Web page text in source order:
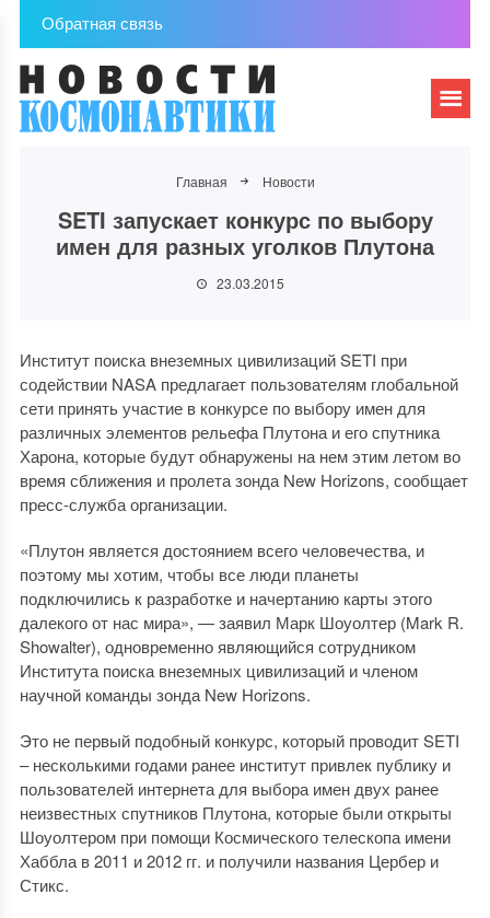
Обратная связь
Главная Новости
SETI запускает конкурс по выбору
имен для разных уголков Плутона
23.03.2015
Институт поиска внеземных цивилизаций SETI при
содействии NASA предлагает пользователям глобальной
сети принять участие в конкурсе по выбору имен для
различных элементов рельефа Плутона и его спутника
Харона, которые будут обнаружены на нем этим летом во
время сближения и пролета зонда New Horizons, сообщает
пресс-служба организации.
«Плутон является достоянием всего человечества, и
поэтому мы хотим, чтобы все люди планеты
подключились к разработке и начертанию карты этого
далекого от нас мира», — заявил Марк Шоуолтер (Mark R.
Showalter), одновременно являющийся сотрудником
Института поиска внеземных цивилизаций и членом
научной команды зонда New Horizons.
Это не первый подобный конкурс, который проводит SETI
– несколькими годами ранее институт привлек публику и
пользователей интернета для выбора имен двух ранее
неизвестных спутников Плутона, которые были открыты
Шоуолтером при помощи Космического телескопа имени
Хаббла в 2011 и 2012 гг. и получили названия Цербер и
Стикс.